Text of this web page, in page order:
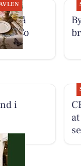
på
& Co
i